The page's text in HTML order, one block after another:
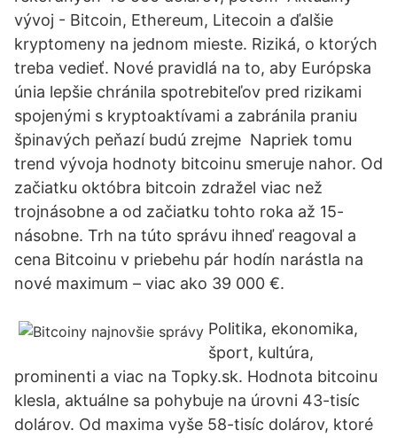
vývoj - Bitcoin, Ethereum, Litecoin a ďalšie
kryptomeny na jednom mieste. Riziká, o ktorých
treba vedieť. Nové pravidlá na to, aby Európska
únia lepšie chránila spotrebiteľov pred rizikami
spojenými s kryptoaktívami a zabránila praniu
špinavých peňazí budú zrejme Napriek tomu
trend vývoja hodnoty bitcoinu smeruje nahor. Od
začiatku októbra bitcoin zdražel viac než
trojnásobne a od začiatku tohto roka až 15-
násobne. Trh na túto správu ihneď reagoval a
cena Bitcoinu v priebehu pár hodín narástla na
nové maximum – viac ako 39 000 €.
Politika, ekonomika,
šport, kultúra,
prominenti a viac na Topky.sk. Hodnota bitcoinu
klesla, aktuálne sa pohybuje na úrovni 43-tisíc
dolárov. Od maxima vyše 58-tisíc dolárov, ktoré